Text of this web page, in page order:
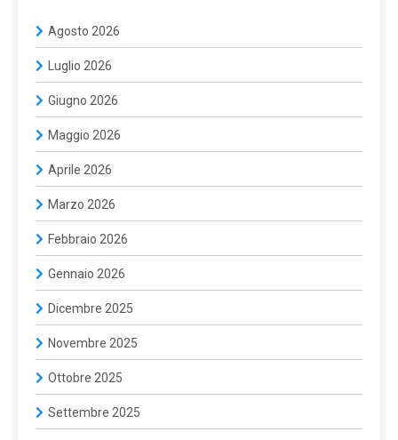
Agosto 2026
Luglio 2026
Giugno 2026
Maggio 2026
Aprile 2026
Marzo 2026
Febbraio 2026
Gennaio 2026
Dicembre 2025
Novembre 2025
Ottobre 2025
Settembre 2025